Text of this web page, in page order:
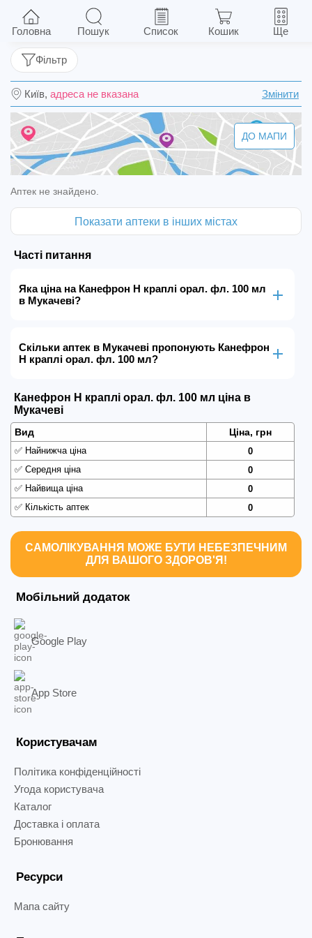
Канефрон Н краплі орал. фл. 100 мл
Київ, адреса не вказана Змінити
Фільтр
ДО МАПИ
Аптек не знайдено.
Показати аптеки в інших містах
Часті питання
Яка ціна на Канефрон Н краплі орал. фл. 100 мл
в Мукачеві?
Скільки аптек в Мукачеві пропонують Канефрон
Н краплі орал. фл. 100 мл?
Канефрон Н краплі орал. фл. 100 мл ціна в
Мукачеві
Вид Ціна, грн
✅ Найнижча ціна
0
✅ Середня ціна
0
✅ Найвища ціна
0
✅ Кількість аптек 0
САМОЛІКУВАННЯ МОЖЕ БУТИ НЕБЕЗПЕЧНИМ
ДЛЯ ВАШОГО ЗДОРОВ'Я!
Мобільний додаток
Google Play
App Store
Користувачам
Політика конфіденційності
Угода користувача
Каталог
Доставка і оплата
Бронювання
Ресурси
Мапа сайту
Головна Пошук Список Кошик Ще